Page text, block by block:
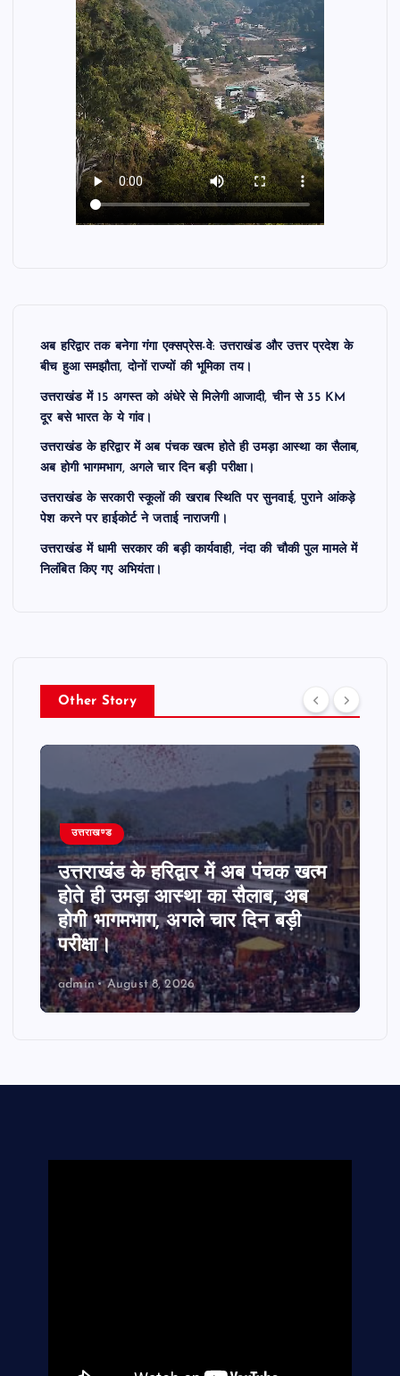
अब हरिद्वार तक बनेगा गंगा एक्सप्रेस-वे: उत्तराखंड और उत्तर प्रदेश के
बीच हुआ समझौता, दोनों राज्यों की भूमिका तय।
उत्तराखंड में 15 अगस्त को अंधेरे से मिलेगी आजादी, चीन से 35 KM
दूर बसे भारत के ये गांव।
उत्तराखंड के हरिद्वार में अब पंचक खत्म होते ही उमड़ा आस्था का सैलाब,
अब होगी भागमभाग, अगले चार दिन बड़ी परीक्षा।
उत्तराखंड के सरकारी स्कूलों की खराब स्थिति पर सुनवाई, पुराने आंकड़े
पेश करने पर हाईकोर्ट ने जताई नाराजगी।
उत्तराखंड में धामी सरकार की बड़ी कार्यवाही, नंदा की चौकी पुल मामले में
निलंबित किए गए अभियंता।
Other Story
उत्तराखण्ड
उत्तराखंड के सरकारी स्कूलों की खराब
स्थिति पर सुनवाई, पुराने आंकड़े पेश
करने पर हाईकोर्ट ने जताई नाराजगी।
admin August 8, 2026